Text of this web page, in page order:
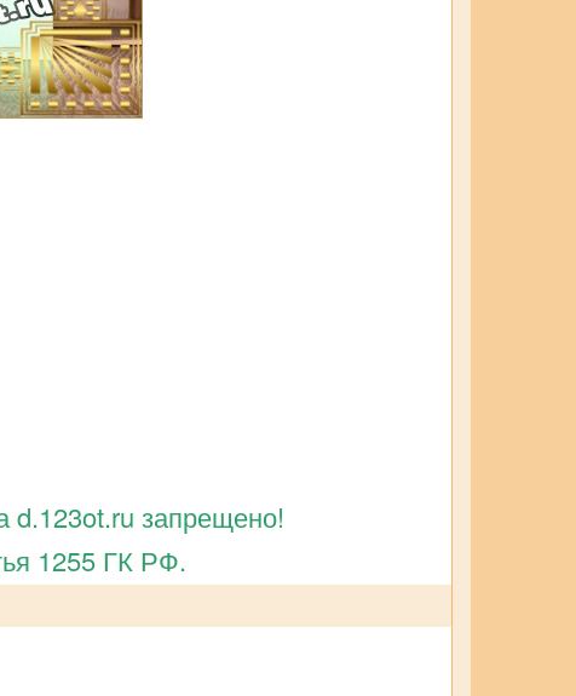
d.123ot.ru запрещено!
1255 ГК РФ.